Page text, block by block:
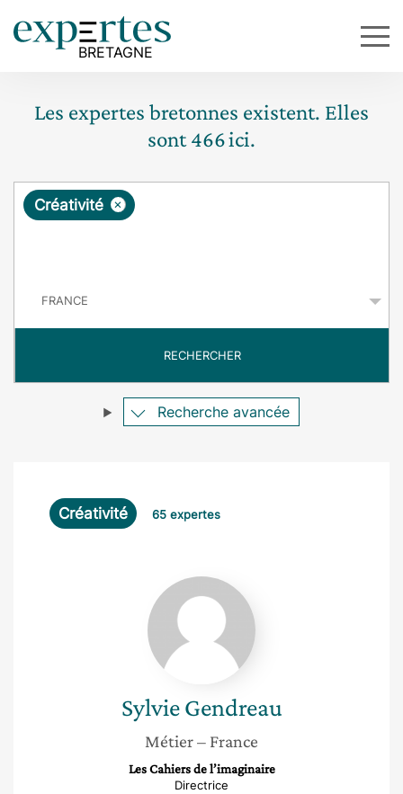
Les expertes bretonnes existent. Elles
sont466ici.
R
ê
e
×
Créativité
RECHERCHER
Recherche avancée
Créativité 65 expertes
Sylvie
Gendreau
Sylvie Gendreau
Métier– France
Les Cahiers de l’imaginaire
Directrice